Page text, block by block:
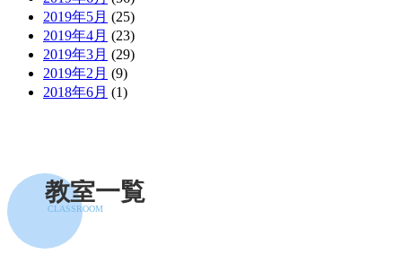
2019年5月 (25)
2019年4月 (23)
2019年3月 (29)
2019年2月 (9)
2018年6月 (1)
教室一覧
CLASSROOM